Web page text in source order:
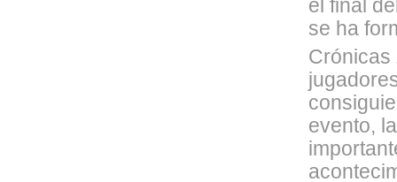
el final
se ha
Crónicas
evento,